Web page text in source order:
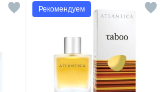
Рекомендуем